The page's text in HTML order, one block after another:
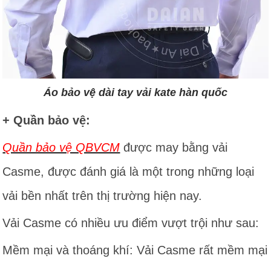
Áo bảo vệ dài tay vải kate hàn quốc
+ Quần bảo vệ:
Quần bảo vệ QBVCM được may bằng vải
Casme, được đánh giá là một trong những loại
vải bền nhất trên thị trường hiện nay.
Vải Casme có nhiều ưu điểm vượt trội như sau:
Mềm mại và thoáng khí: Vải Casme rất mềm mại